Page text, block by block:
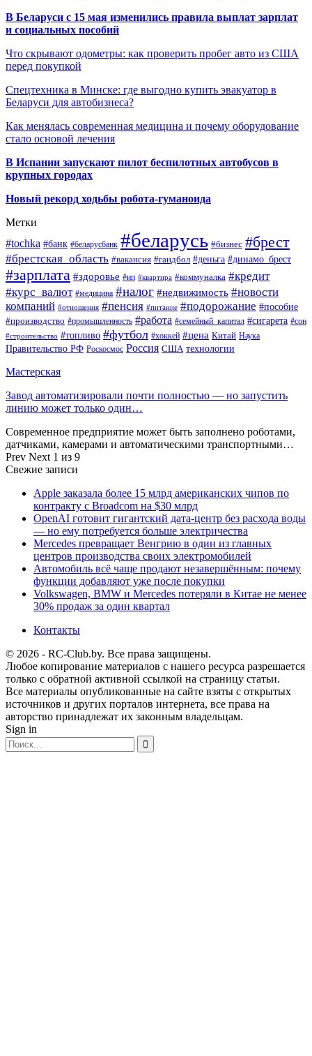
В Беларуси с 15 мая изменились правила выплат зарплат
и социальных пособий
Что скрывают одометры: как проверить пробег авто из США
перед покупкой
Спецтехника в Минске: где выгодно купить эвакуатор в
Беларуси для автобизнеса?
Как менялась современная медицина и почему оборудование
стало основой лечения
В Испании запускают пилот беспилотных автобусов в
крупных городах
Новый рекорд ходьбы робота-гуманоида
Метки
#tochka #банк #беларусбанк #беларусь #бизнес #брест
#брестская_область #вакансия #гандбол #деньга #динамо_брест
#зарплата #здоровье #ип #квартира #коммуналка #кредит
#курс_валют #медицина #налог #недвижимость #новости
компаний #отношения #пенсия #питание #подорожание #пособие
#производство #промышленность #работа #семейный_капитал #сигарета #сон
#строительство #топливо #футбол #хоккей #цена Китай Наука
Правительство РФ Роскосмос Россия США технологии
Мастерская
Завод автоматизировали почти полностью — но запустить
линию может только один…
Современное предприятие может быть заполнено роботами,
датчиками, камерами и автоматическими транспортными…
Prev Next 1 из 9
Свежие записи
Apple заказала более 15 млрд американских чипов по
контракту с Broadcom на $30 млрд
OpenAI готовит гигантский дата-центр без расхода воды
— но ему потребуется больше электричества
Mercedes превращает Венгрию в один из главных
центров производства своих электромобилей
Автомобиль всё чаще продают незавершённым: почему
функции добавляют уже после покупки
Volkswagen, BMW и Mercedes потеряли в Китае не менее
30% продаж за один квартал
Контакты
© 2026 - RC-Club.by. Все права защищены.
Любое копирование материалов с нашего ресурса разрешается
только с обратной активной ссылкой на страницу статьи.
Все материалы опубликованные на сайте взяты с открытых
источников и других порталов интернета, все права на
авторство принадлежат их законным владельцам.
Sign in